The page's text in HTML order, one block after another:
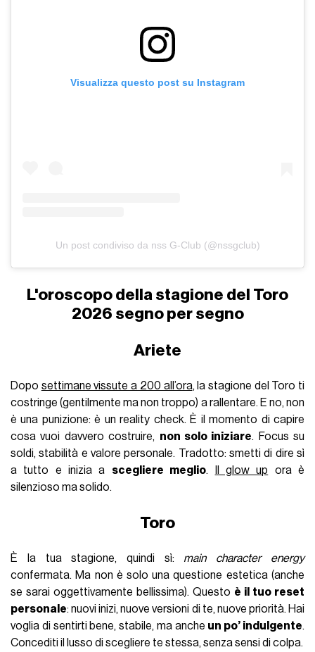
Visualizza questo post su Instagram
Un post condiviso da nss G-Club (@nssgclub)
L'oroscopo della stagione del Toro
2026 segno per segno
Ariete
Dopo settimane vissute a 200 all’ora, la stagione del Toro ti
costringe (gentilmente ma non troppo) a rallentare. E no, non
è una punizione: è un reality check. È il momento di capire
cosa vuoi davvero costruire, non solo iniziare. Focus su
soldi, stabilità e valore personale. Tradotto: smetti di dire sì
a tutto e inizia a scegliere meglio. Il glow up ora è
silenzioso ma solido.
Toro
È la tua stagione, quindi sì: main character energy
confermata. Ma non è solo una questione estetica (anche
se sarai oggettivamente bellissima). Questo è il tuo reset
personale: nuovi inizi, nuove versioni di te, nuove priorità. Hai
voglia di sentirti bene, stabile, ma anche un po’ indulgente.
Concediti il lusso di scegliere te stessa, senza sensi di colpa.